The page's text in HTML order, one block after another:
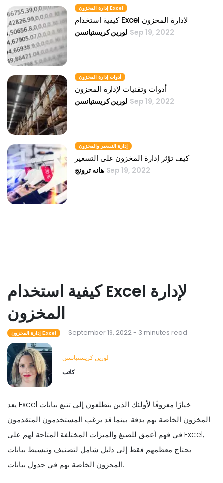
إدارة المخزون Excel
كيفية استخدام Excel لإدارة المخزون
لورين كريستيانسن Sep 19, 2022
أدوات إدارة المخزون
أدوات وتقنيات لإدارة المخزون
لورين كريستيانسن Sep 19, 2022
إدارة التسعير والمخزون
كيف تؤثر إدارة المخزون على التسعير
هانه ترونج Sep 19, 2022
كيفية استخدام Excel لإدارة
المخزون
إدارة المخزون Excel September 19, 2022 - 3 minutes read
لورين كريستيانسن
كاتب
يعد Excel خيارًا معروفًا لأولئك الذين يتطلعون إلى تتبع بيانات
المخزون الخاصة بهم بدقة. بينما قد يرغب المستخدمون المتقدمون
في فهم أعمق للصيغ والميزات المختلفة المتاحة لهم على Excel,
يحتاج معظمهم فقط إلى دليل شامل لتصنيف وتبسيط بيانات
المخزون الخاصة بهم في جدول بيانات.